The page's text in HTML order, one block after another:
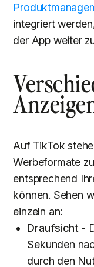
integriert
der App weiter
Auf TikTok
Werbeformate
entsprechend
können. Sehen
einzeln an:
Draufsicht -
Sekunden
durch den